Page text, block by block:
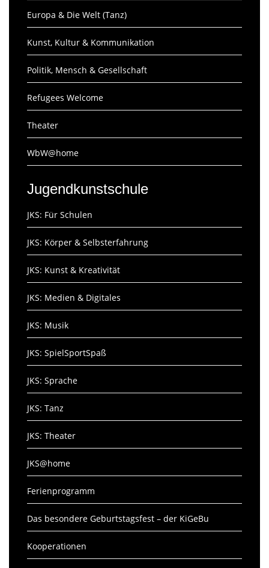
Europa & Die Welt (Tanz)
Kunst, Kultur & Kommunikation
Politik, Mensch & Gesellschaft
Refugees Welcome
Theater
WbW@home
Jugendkunstschule
JKS: Für Schulen
JKS: Körper & Selbsterfahrung
JKS: Kunst & Kreativität
JKS: Medien & Digitales
JKS: Musik
JKS: SpielSportSpaß
JKS: Sprache
JKS: Tanz
JKS: Theater
JKS@home
Ferienprogramm
Das besondere Geburtstagsfest – der KiGeBu
Kooperationen